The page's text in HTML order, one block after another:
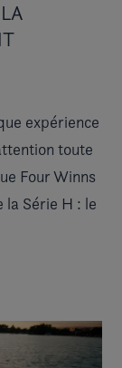
expérience
toute
Four Winns
la Série H : le